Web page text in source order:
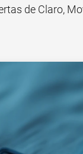
de Claro,